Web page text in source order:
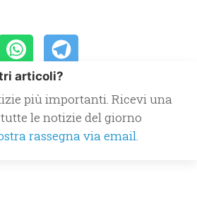
articoli?
più importanti. Ricevi una
le notizie del giorno
rassegna via email.